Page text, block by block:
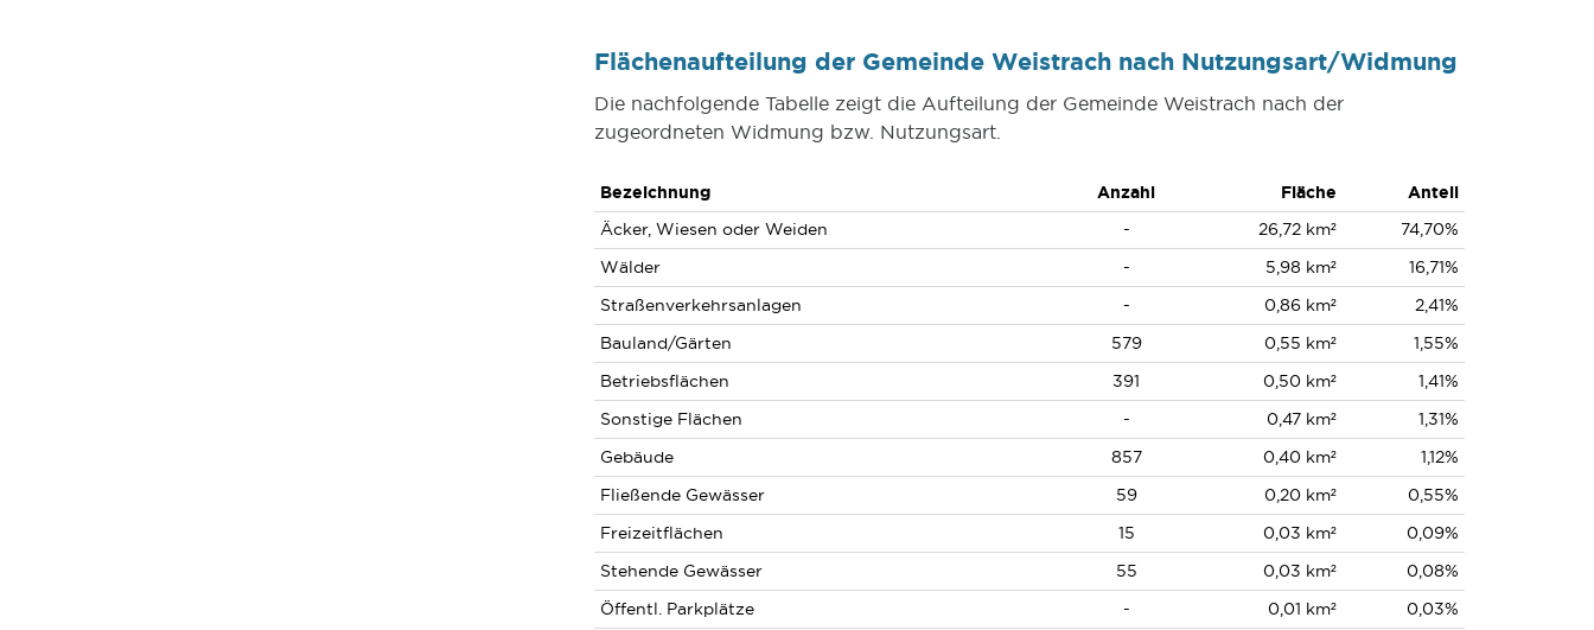
Flächenaufteilung der Gemeinde Weistrach nach Nutzungsart/Widmung
Die nachfolgende Tabelle zeigt die Aufteilung der Gemeinde Weistrach nach der
zugeordneten Widmung bzw. Nutzungsart.
Bezeichnung Anzahl Fläche
Anteil
Äcker, Wiesen oder Weiden
- 26,72 km²
74,70%
Wälder
- 5,98 km²
16,71%
Straßenverkehrsanlagen
- 0,86 km²
2,41%
Bauland/Gärten
579 0,55 km²
1,55%
Betriebsflächen
391 0,50 km²
1,41%
Sonstige Flächen
- 0,47 km²
1,31%
Gebäude
857 0,40 km²
1,12%
Fließende Gewässer
59 0,20 km²
0,55%
Freizeitflächen
15 0,03 km²
0,09%
Stehende Gewässer
55 0,03 km²
0,08%
Öffentl. Parkplätze
- 0,01 km²
0,03%